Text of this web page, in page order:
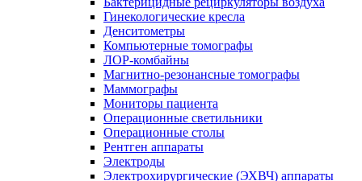
Гинекологические кресла
Денситометры
Компьютерные томографы
ЛОР-комбайны
Магнитно-резонансные томографы
Маммографы
Мониторы пациента
Операционные светильники
Операционные столы
Рентген аппараты
Электроды
Электрохирургические (ЭХВЧ) аппараты